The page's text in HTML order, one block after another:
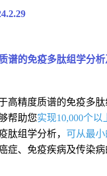
谱的免疫多肽组学分
高精度质谱的免疫多
帮助您实现10,000个
肽组学分析， 可从最
症、免疫疾病及传染